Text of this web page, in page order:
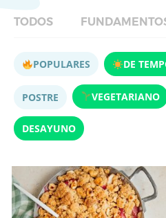
TODOS
POPULARES DE
POSTRE VEGETARIANO
DESAYUNO